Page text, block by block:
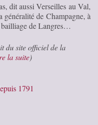
dit aussi Verseilles au Val,
généralité de Champagne, à
bailliage de Langres…
du site officiel de la
la suite)
1791